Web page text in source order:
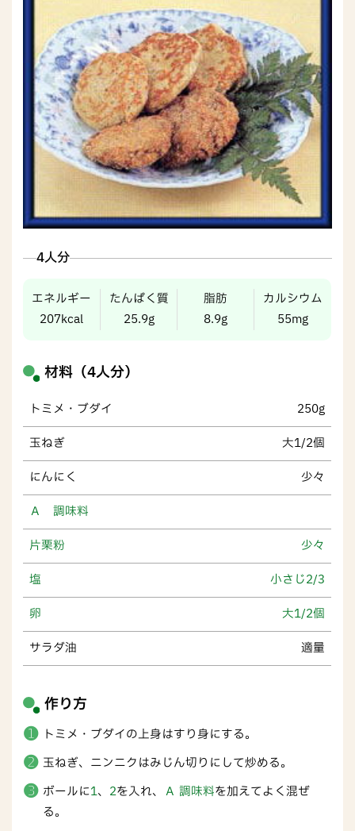
4人分
エネルギー
207kcal
たんぱく質
25.9g
脂肪
8.9g
カルシウム
55mg
材料（4人分）
トミメ・ブダイ 250g
玉ねぎ 大1/2個
にんにく 少々
Ａ 調味料
片栗粉 少々
塩 小さじ2/3
卵 大1/2個
サラダ油 適量
作り方
トミメ・ブダイの上身はすり身にする。
玉ねぎ、ニンニクはみじん切りにして炒める。
ボールに1、 2を入れ、 Ａ 調味料を加えてよく混ぜ
る。